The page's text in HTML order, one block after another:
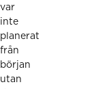
var
inte
planerat
från
början
utan